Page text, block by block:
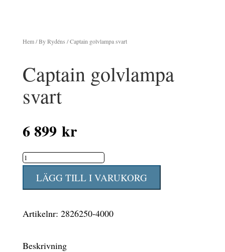
Hem/By Rydéns / Captain golvlampa svart
Captain golvlampa
svart
6 899 kr
Captain
golvlampa
svart
LÄGG TILL I VARUKORG
Artikelnr: 2826250-4000
Beskrivning